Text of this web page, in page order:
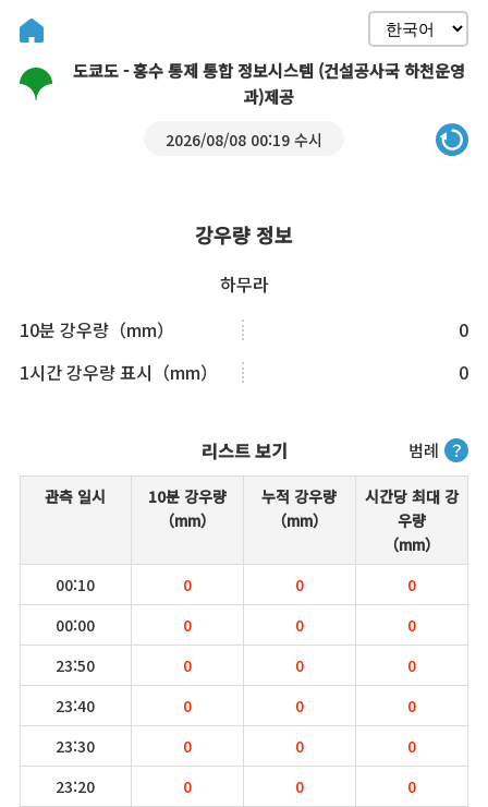
도쿄도 - 홍수 통제 통합 정보시스템 (건설공사국 하천운영
과)제공
2026/08/08 00:19 수시
강우량 정보
하무라
10분 강우량（mm）
0
1시간 강우량 표시（mm）
0
범례 ？
리스트 보기
관측 일시
10분 강우량
（mm）
누적 강우량
（mm）
시간당 최대 강
우량
（mm）
00:10
0 0
0
00:00
0 0
0
23:50
0 0
0
23:40
0 0
0
23:30
0 0
0
23:20
0 0
0